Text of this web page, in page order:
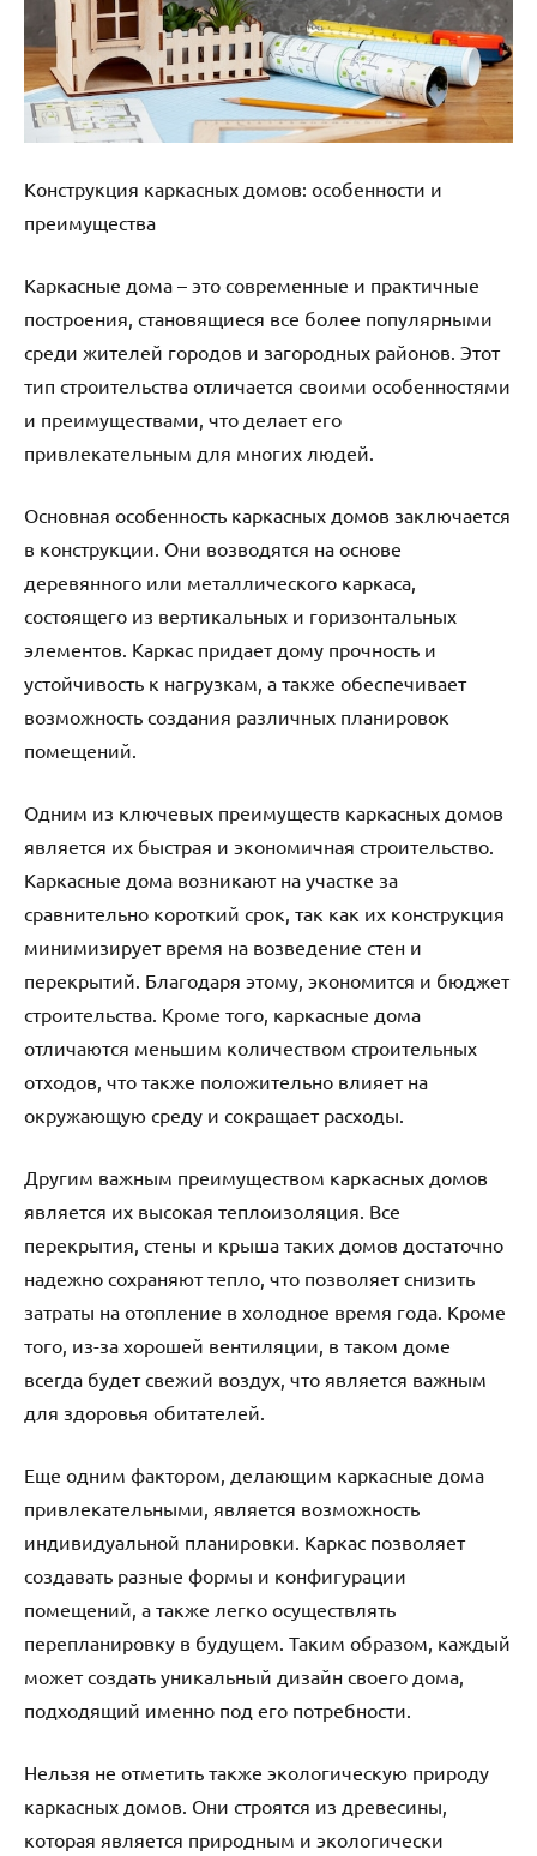
Конструкция каркасных домов: особенности и
преимущества
Каркасные дома – это современные и практичные
построения, становящиеся все более популярными
среди жителей городов и загородных районов. Этот
тип строительства отличается своими особенностями
и преимуществами, что делает его
привлекательным для многих людей.
Основная особенность каркасных домов заключается
в конструкции. Они возводятся на основе
деревянного или металлического каркаса,
состоящего из вертикальных и горизонтальных
элементов. Каркас придает дому прочность и
устойчивость к нагрузкам, а также обеспечивает
возможность создания различных планировок
помещений.
Одним из ключевых преимуществ каркасных домов
является их быстрая и экономичная строительство.
Каркасные дома возникают на участке за
сравнительно короткий срок, так как их конструкция
минимизирует время на возведение стен и
перекрытий. Благодаря этому, экономится и бюджет
строительства. Кроме того, каркасные дома
отличаются меньшим количеством строительных
отходов, что также положительно влияет на
окружающую среду и сокращает расходы.
Другим важным преимуществом каркасных домов
является их высокая теплоизоляция. Все
перекрытия, стены и крыша таких домов достаточно
надежно сохраняют тепло, что позволяет снизить
затраты на отопление в холодное время года. Кроме
того, из-за хорошей вентиляции, в таком доме
всегда будет свежий воздух, что является важным
для здоровья обитателей.
Еще одним фактором, делающим каркасные дома
привлекательными, является возможность
индивидуальной планировки. Каркас позволяет
создавать разные формы и конфигурации
помещений, а также легко осуществлять
перепланировку в будущем. Таким образом, каждый
может создать уникальный дизайн своего дома,
подходящий именно под его потребности.
Нельзя не отметить также экологическую природу
каркасных домов. Они строятся из древесины,
которая является природным и экологически